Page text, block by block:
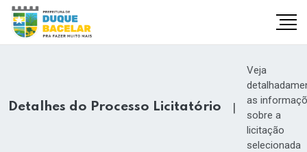
Detalhes do Processo Licitatório |
Veja
as
sobre a
licitação
selecionada